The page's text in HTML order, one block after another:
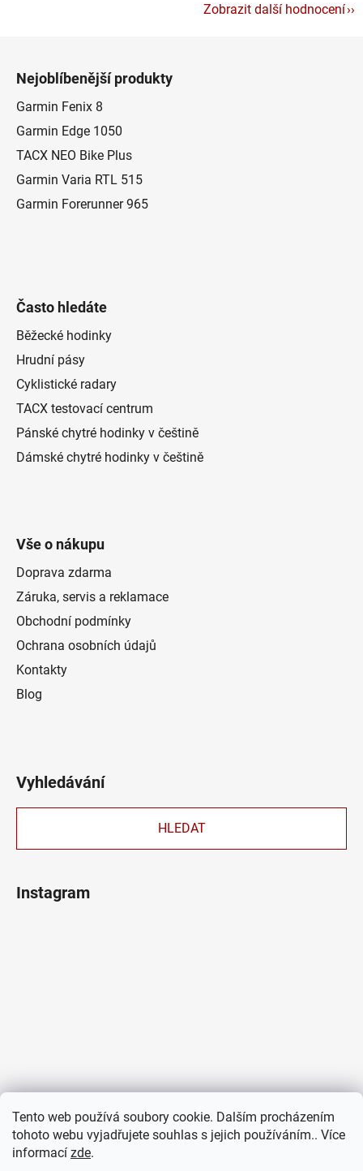
Tento web používá soubory cookie. Dalším procházením
tohoto webu vyjadřujete souhlas s jejich používáním.. Více
informací zde.
Zobrazit další hodnocení
Nejoblíbenější produkty
Garmin Fenix 8
Garmin Edge 1050
TACX NEO Bike Plus
Garmin Varia RTL 515
Garmin Forerunner 965
Často hledáte
Běžecké hodinky
Hrudní pásy
Cyklistické radary
TACX testovací centrum
Pánské chytré hodinky v češtině
Dámské chytré hodinky v češtině
Vše o nákupu
Doprava zdarma
Záruka, servis a reklamace
Obchodní podmínky
Ochrana osobních údajů
Kontakty
Blog
Vyhledávání
HLEDAT
Instagram